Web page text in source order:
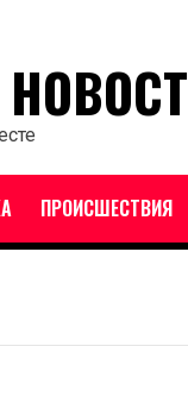
|
ПРОИСШЕСТВИЯ